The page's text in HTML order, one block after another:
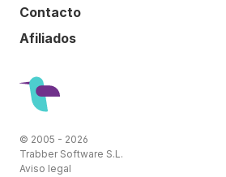
Contacto
Afiliados
© 2005 - 2026
Trabber Software S.L.
Aviso legal